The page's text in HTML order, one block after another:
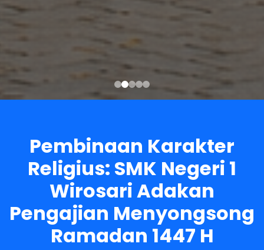
Pembinaan Karakter
Religius: SMK Negeri 1
Wirosari Adakan
Pengajian Menyongsong
Ramadan 1447 H